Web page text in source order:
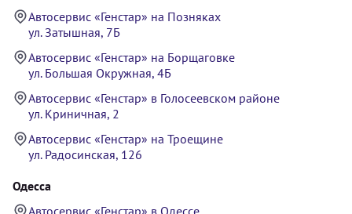
Автосервис «Генстар» на Позняках
ул. Затышная, 7Б
Автосервис «Генстар» на Борщаговке
ул. Большая Окружная, 4Б
Автосервис «Генстар» в Голосеевском районе
ул. Криничная, 2
Автосервис «Генстар» на Троещине
ул. Радосинская, 126
Одесса
Автосервис «Генстар» в Одессе